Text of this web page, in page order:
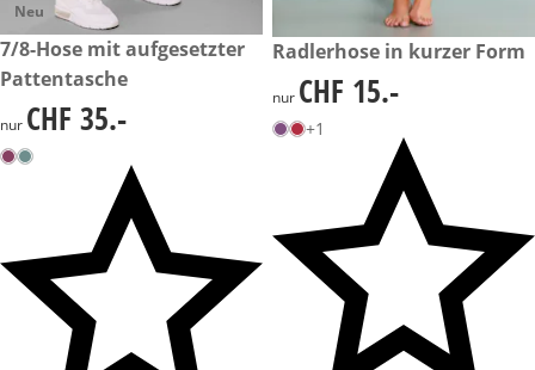
Neu
CHF 35.-
7/8-Hose mit aufgesetzter
Pattentasche
CHF 35.-
nur CHF 35.-
CHF 15.-
Radlerhose in kurzer Form
CHF 15.-
nur CHF 15.-
+1